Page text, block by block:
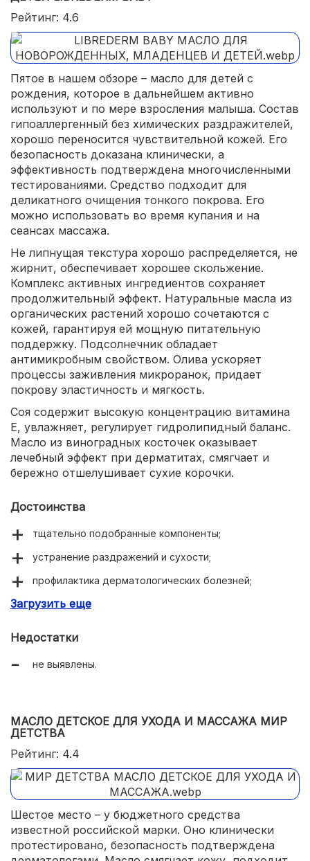
Рейтинг: 4.6
Пятое в нашем обзоре – масло для детей с
рождения, которое в дальнейшем активно
используют и по мере взросления малыша. Состав
гипоаллергенный без химических раздражителей,
хорошо переносится чувствительной кожей. Его
безопасность доказана клинически, а
эффективность подтверждена многочисленными
тестированиями. Средство подходит для
деликатного очищения тонкого покрова. Его
можно использовать во время купания и на
сеансах массажа.
Не липнущая текстура хорошо распределяется, не
жирнит, обеспечивает хорошее скольжение.
Комплекс активных ингредиентов сохраняет
продолжительный эффект. Натуральные масла из
органических растений хорошо сочетаются с
кожей, гарантируя ей мощную питательную
поддержку. Подсолнечник обладает
антимикробным свойством. Олива ускоряет
процессы заживления микроранок, придает
покрову эластичность и мягкость.
Соя содержит высокую концентрацию витамина
Е, увлажняет, регулирует гидролипидный баланс.
Масло из виноградных косточек оказывает
лечебный эффект при дерматитах, смягчает и
бережно отшелушивает сухие корочки.
Достоинства
тщательно подобранные компоненты;
устранение раздражений и сухости;
профилактика дерматологических болезней;
рекомендовано врачами и родителями.
Загрузить еще
Недостатки
не выявлены.
МАСЛО ДЕТСКОЕ ДЛЯ УХОДА И МАССАЖА МИР
ДЕТСТВА
Рейтинг: 4.4
Шестое место – у бюджетного средства
известной российской марки. Оно клинически
протестировано, безопасность подтверждена